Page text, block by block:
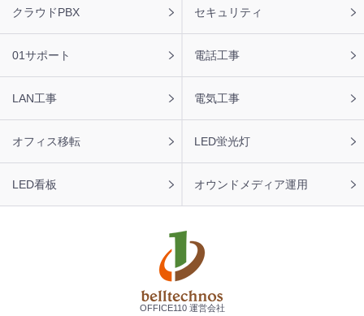
クラウドPBX セキュリティ
01サポート 電話工事
LAN工事 電気工事
オフィス移転 LED蛍光灯
LED看板 オウンドメディア運用
OFFICE110 運営会社